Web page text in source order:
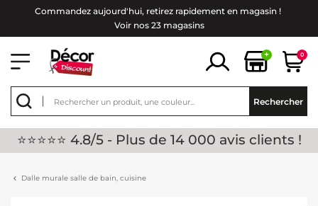
Commandez aujourd'hui, retirez rapidement en magasin !
Voir nos 23 magasins
+ 0
Rechercher
⭐⭐⭐⭐⭐ 4.8/5 - Plus de 14 000 avis clients !
Dalle murale salle de bain, cuisine